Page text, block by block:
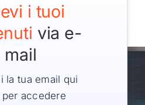
i tuoi
via e-
mail
la tua email qui
per accedere